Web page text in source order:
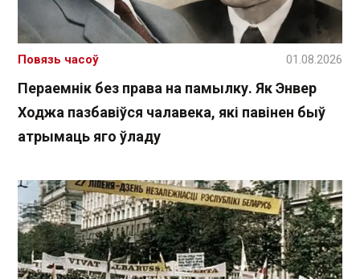
Пераемнік без права на памылку. Як Энвер
Ходжа пазбавіўся чалавека, які павінен быў
атрымаць яго ўладу
Повязь часоў 01.08.2026